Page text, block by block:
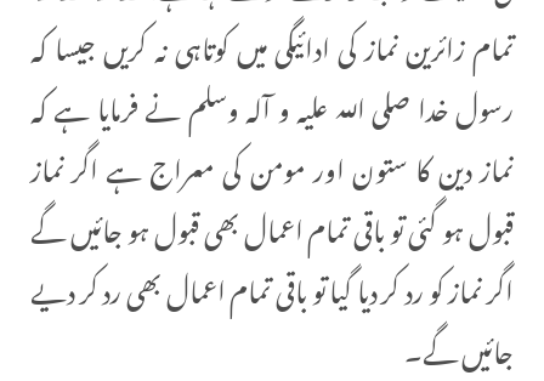
تمام زائرین نماز کی ادائيگی میں کوتاہی نہ کریں جیسا کہ
رسول خدا صلی اللہ علیہ و آلہ وسلم نے فرمایا ہے کہ
نماز دین کا ستون اور مومن کی معراج ہے اگر نماز
قبول ہو گئی تو باقی تمام اعمال بھی قبول ہو جائیں گے
اگر نماز کو رد کر دیا گيا تو باقی تمام اعمال بھی رد کر دیے
جائيں گے۔